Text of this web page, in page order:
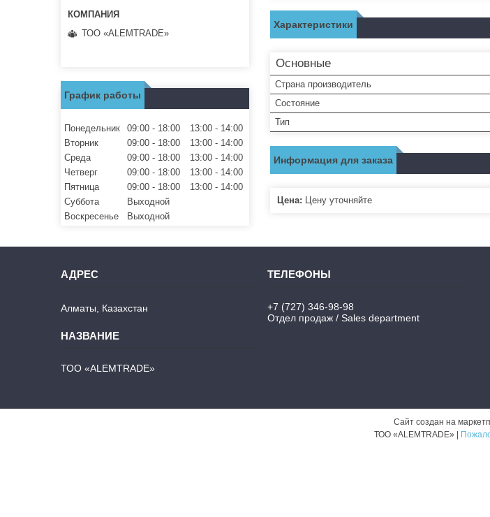
Характеристики
Основные
Страна производитель
Состояние
Тип
Информация для заказа
Цена: Цену уточняйте
ТОО «ALEMTRADE»
График работы
Понедельник 09:00 18:00 13:00
14:00
Вторник
09:00 18:00 13:00
14:00
Среда
09:00 18:00 13:00
14:00
Четверг
09:00 18:00 13:00
14:00
Пятница
09:00 18:00 13:00
14:00
Суббота
Выходной
Воскресенье
Выходной
Алматы, Казахстан
ТОО «ALEMTRADE»
+7 (727) 346-98-98
Отдел продаж / Sales department
Сайт создан на
ТОО «ALEMTRADE» |